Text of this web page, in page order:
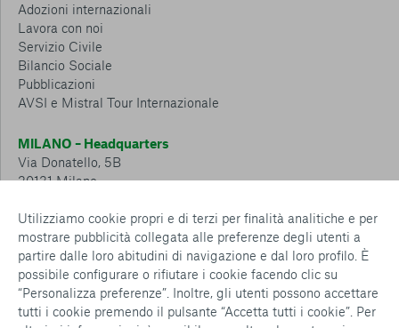
Utilizziamo cookie propri e di terzi per finalità analitiche e per
mostrare pubblicità collegata alle preferenze degli utenti a
partire dalle loro abitudini di navigazione e dal loro profilo. È
possibile configurare o rifiutare i cookie facendo clic su
“Personalizza preferenze”. Inoltre, gli utenti possono accettare
tutti i cookie premendo il pulsante “Accetta tutti i cookie”. Per
Adozioni internazionali
Lavora con noi
Servizio Civile
Bilancio Sociale
Pubblicazioni
AVSI e Mistral Tour Internazionale
MILANO – Headquarters
Via Donatello, 5B
20131 Milano
CESENA – Sostegno a distanza
Via Padre Vicinio da Sarsina, 216
47521 Cesena
Tel.: 0547 360 811